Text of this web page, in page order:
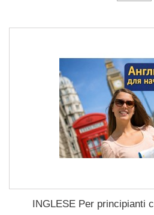
INGLESE Per principianti